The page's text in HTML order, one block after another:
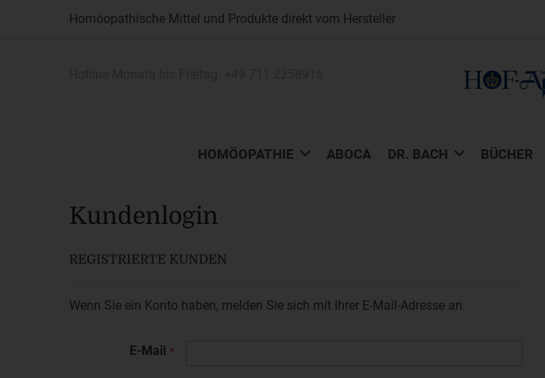
Homöopathische Mittel und Produkte direkt vom Hersteller
HOMÖOPATHIE ABOCA DR. BACH BÜCHER
Kundenlogin
REGISTRIERTE KUNDEN
Wenn Sie ein Konto haben, melden Sie sich mit Ihrer E-Mail-Adresse an.
E-Mail